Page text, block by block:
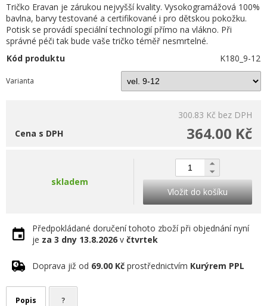
Tričko Eravan je zárukou nejvyšší kvality. Vysokogramážová 100%
bavlna, barvy testované a certifikované i pro dětskou pokožku.
Potisk se provádí speciální technologií přímo na vlákno. Při
správné péči tak bude vaše tričko téměř nesmrtelné.
Kód produktu
K180_9-12
Varianta
300.83 Kč bez DPH
364.00 Kč
Cena s DPH
skladem
Vložit do košíku
Předpokládané doručení tohoto zboží při objednání nyní
je za 3 dny 13.8.2026 v čtvrtek
Doprava již od 69.00 Kč prostřednictvím Kurýrem PPL
Popis ?